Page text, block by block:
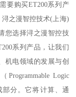
要购买ET200系列产
之漫智控技术(上海)
您选择浔之漫智控技
系列产品，让我们
机电领域的发展与创
Logic
部分。它将计算、通